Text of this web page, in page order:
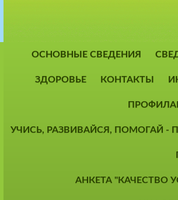
ОСНОВНЫЕ СВЕДЕНИЯ
ЗДОРОВЬЕ КОНТАКТЫ
УЧИСЬ, РАЗВИВАЙСЯ, ПОМОГАЙ
АНКЕТА "КАЧЕСТВО